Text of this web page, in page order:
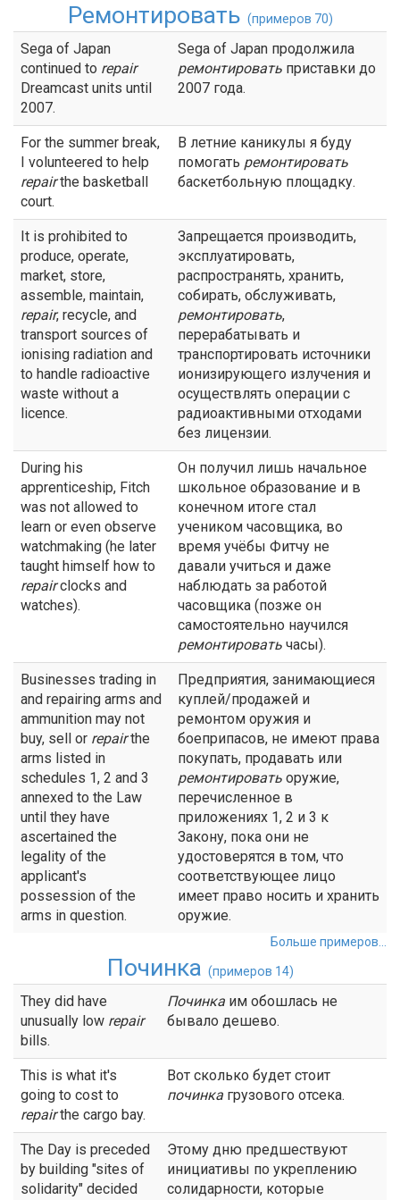
Ремонтировать (примеров 70)
Sega of Japan
continued to repair
Dreamcast units until
2007.
Sega of Japan продолжила
ремонтировать приставки до
2007 года.
For the summer break,
I volunteered to help
repairthe basketball
court.
В летние каникулы я буду
помогать ремонтировать
баскетбольную площадку.
It is prohibited to
produce, operate,
market, store,
assemble, maintain,
repair, recycle, and
transport sources of
ionising radiation and
to handle radioactive
waste without a
licence.
Запрещается производить,
эксплуатировать,
распространять, хранить,
собирать, обслуживать,
ремонтировать,
перерабатывать и
транспортировать источники
ионизирующего излучения и
осуществлять операции с
радиоактивными отходами
без лицензии.
During his
apprenticeship, Fitch
was not allowed to
learn or even observe
watchmaking (he later
taught himself how to
repairclocks and
watches).
Он получил лишь начальное
школьное образование и в
конечном итоге стал
учеником часовщика, во
время учёбы Фитчу не
давали учиться и даже
наблюдать за работой
часовщика (позже он
самостоятельно научился
ремонтировать часы).
Businesses trading in
and repairing arms and
ammunition may not
buy, sell or repairthe
arms listed in
schedules 1, 2 and 3
annexed to the Law
until they have
ascertained the
legality of the
applicant's
possession of the
arms in question.
Предприятия, занимающиеся
куплей/продажей и
ремонтом оружия и
боеприпасов, не имеют права
покупать, продавать или
ремонтировать оружие,
перечисленное в
приложениях 1, 2 и 3 к
Закону, пока они не
удостоверятся в том, что
соответствующее лицо
имеет право носить и хранить
оружие.
Больше примеров...
Починка (примеров 14)
They did have
unusually low repair
bills.
Починка им обошлась не
бывало дешево.
This is what it's
going to cost to
repairthe cargo bay.
Вот сколько будет стоит
починка грузового отсека.
The Day is preceded
by building "sites of
solidarity" decided
Этому дню предшествуют
инициативы по укреплению
солидарности, которые